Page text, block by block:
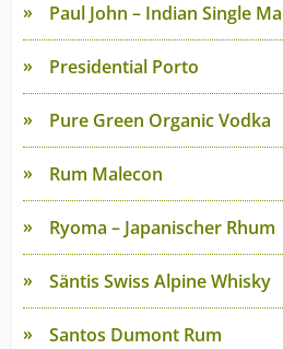
Paul John – Indian Single
Presidential Porto
Pure Green Organic Vodka
Rum Malecon
Ryoma – Japanischer Rhum
Säntis Swiss Alpine Whisky
Santos Dumont Rum